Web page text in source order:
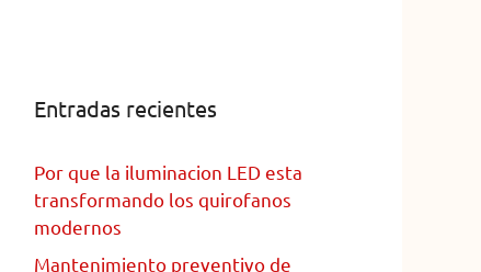
Entradas recientes
Por que la iluminacion LED esta
transformando los quirofanos
modernos
Mantenimiento preventivo de